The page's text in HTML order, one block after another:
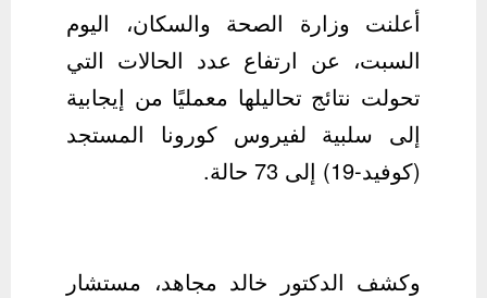
أعلنت وزارة الصحة والسكان، اليوم
السبت، عن ارتفاع عدد الحالات التي
تحولت نتائج تحاليلها معمليًا من إيجابية
إلى سلبية لفيروس كورونا المستجد
(كوفيد-19) إلى 73 حالة.
وكشف الدكتور خالد مجاهد، مستشار